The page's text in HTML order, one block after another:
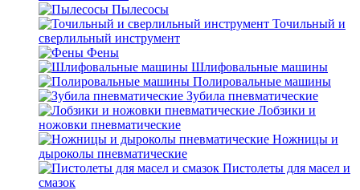
Пылесосы
Точильный и
сверлильный инструмент
Фены
Шлифовальные машины
Полировальные машины
Зубила пневматические
Лобзики и
ножовки пневматические
Ножницы и
дыроколы пневматические
Пистолеты для масел и
смазок